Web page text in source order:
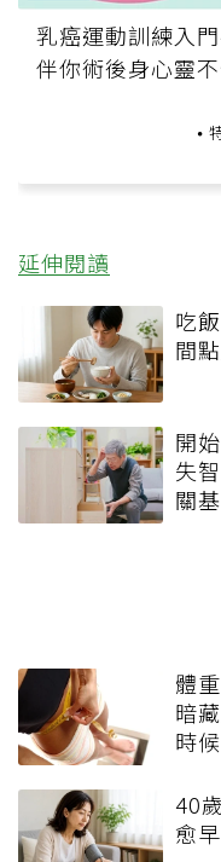
乳癌運動訓練入
伴你術後身心靈
延伸閱讀
吃
間
開
失
關
體
暗
時
40
愈